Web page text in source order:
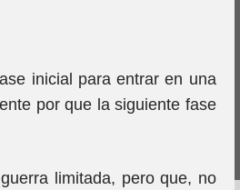
inicial para entrar en una
por que la siguiente fase
limitada, pero que, no